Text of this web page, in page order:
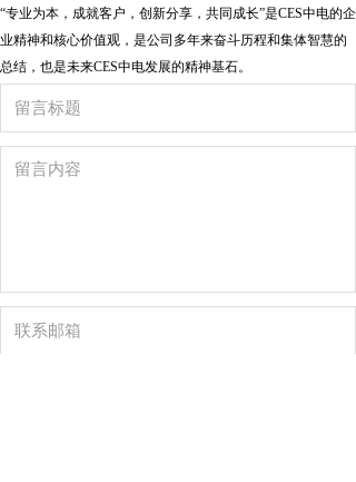
“专业为本，成就客户，创新分享，共同成长”是CES中电的企
业精神和核心价值观，是公司多年来奋斗历程和集体智慧的
总结，也是未来CES中电发展的精神基石。